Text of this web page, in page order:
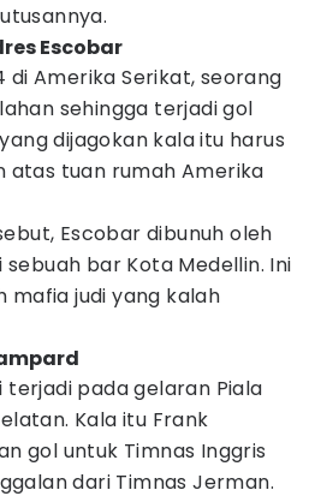
Escobar
di Amerika Serikat, seorang
sehingga terjadi gol
dijagokan kala itu harus
atas tuan rumah Amerika
Escobar dibunuh oleh
bar Kota Medellin. Ini
mafia judi yang kalah
terjadi pada gelaran Piala
Kala itu Frank
gol untuk Timnas Inggris
dari Timnas Jerman.